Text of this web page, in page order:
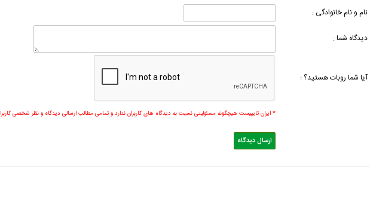
نام و نام خانوادگی :
دیدگاه شما :
آیا شما روبات هستید؟ :
* ایران تایپیست هیچگونه مسئولیتی نسبت به دیدگاه های کاربران ندارد و تمامی مطالب ارسالی دیدگاه و نظر شخصی